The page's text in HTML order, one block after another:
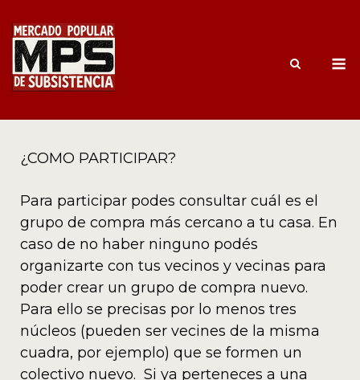
¿COMO PARTICIPAR?
Para participar podes consultar cuál es el
grupo de compra más cercano a tu casa. En
caso de no haber ninguno podés
organizarte con tus vecinos y vecinas para
poder crear un grupo de compra nuevo.
Para ello se precisas por lo menos tres
núcleos (pueden ser vecines de la misma
cuadra, por ejemplo) que se formen un
colectivo nuevo. Si ya perteneces a una